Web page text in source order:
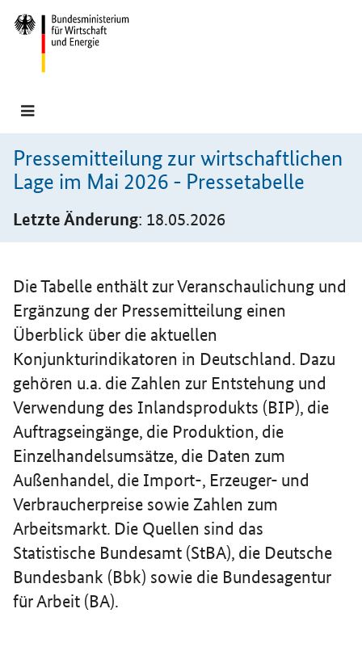
Navigation
Hauptmenü
Pressemitteilung zur wirtschaftlichen
Lage im Mai 2026 - Pressetabelle
Letzte Änderung: 18.05.2026
Einleitung
Die Tabelle enthält zur Veranschaulichung und
Ergänzung der Pressemitteilung einen
Überblick über die aktuellen
Konjunkturindikatoren in Deutschland. Dazu
gehören u.a. die Zahlen zur Entstehung und
Verwendung des Inlandsprodukts (BIP), die
Auftragseingänge, die Produktion, die
Einzelhandelsumsätze, die Daten zum
Außenhandel, die Import-, Erzeuger- und
Verbraucherpreise sowie Zahlen zum
Arbeitsmarkt. Die Quellen sind das
Statistische Bundesamt (StBA), die Deutsche
Bundesbank (Bbk) sowie die Bundesagentur
für Arbeit (BA).